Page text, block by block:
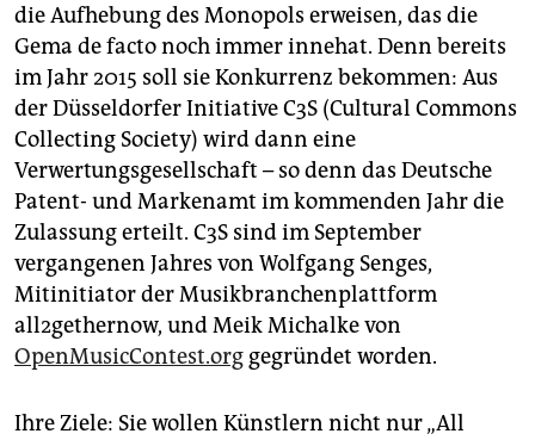
die Aufhebung des Monopols erweisen, das die
Gema de facto noch immer innehat. Denn bereits
im Jahr 2015 soll sie Konkurrenz bekommen: Aus
der Düsseldorfer Initiative C3S (Cultural Commons
Collecting Society) wird dann eine
Verwertungsgesellschaft – so denn das Deutsche
Patent- und Markenamt im kommenden Jahr die
Zulassung erteilt. C3S sind im September
vergangenen Jahres von Wolfgang Senges,
Mitinitiator der Musikbranchenplattform
all2gethernow, und Meik Michalke von
OpenMusicContest.org gegründet worden.
Ihre Ziele: Sie wollen Künstlern nicht nur „All